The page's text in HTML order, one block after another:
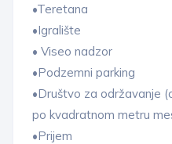
•Teretana
•Igralište
• Viseo nadzor
•Podzemni parking
•Društvo za održavanje
po kvadratnom metru
•Prijem